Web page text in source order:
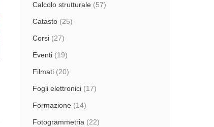
Calcolo strutturale (57)
Catasto (25)
Corsi (27)
Eventi (19)
Filmati (20)
Fogli elettronici (17)
Formazione (14)
Fotogrammetria (22)